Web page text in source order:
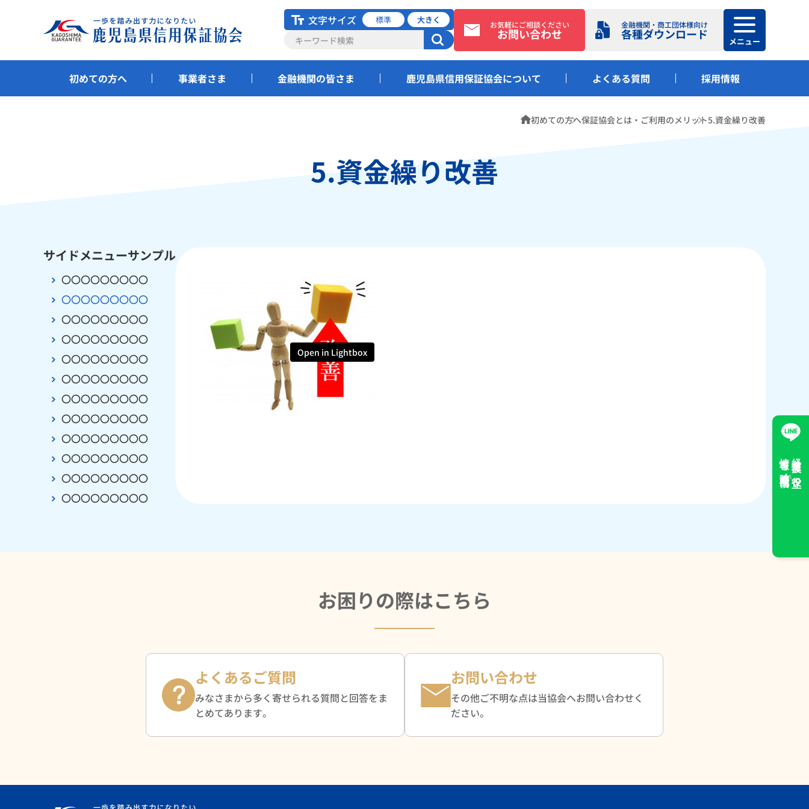
文字サイズ 標準 大きく お気軽にご相談ください
お問い合わせ
金融機関・商工団体様向け
各種ダウンロード メニュー
初めての方へ 事業者さま 金融機関の皆さま 鹿児島県信用保証協会について よくある質問 採用情報
経営支援に役立つ
情報を随時配信
ホーム
初めての方へ保証協会とは・ご利用のメリット5.資金繰り改善
5.資金繰り改善
サイドメニューサンプル
〇〇〇〇〇〇〇〇〇
〇〇〇〇〇〇〇〇〇
〇〇〇〇〇〇〇〇〇
〇〇〇〇〇〇〇〇〇
〇〇〇〇〇〇〇〇〇
〇〇〇〇〇〇〇〇〇
〇〇〇〇〇〇〇〇〇
〇〇〇〇〇〇〇〇〇
〇〇〇〇〇〇〇〇〇
〇〇〇〇〇〇〇〇〇
〇〇〇〇〇〇〇〇〇
〇〇〇〇〇〇〇〇〇
Open in Lightbox
お困りの際はこちら
よくあるご質問
みなさまから多く寄せられる質問と回答をま
とめてあります。
お問い合わせ
その他ご不明な点は当協会へお問い合わせく
ださい。